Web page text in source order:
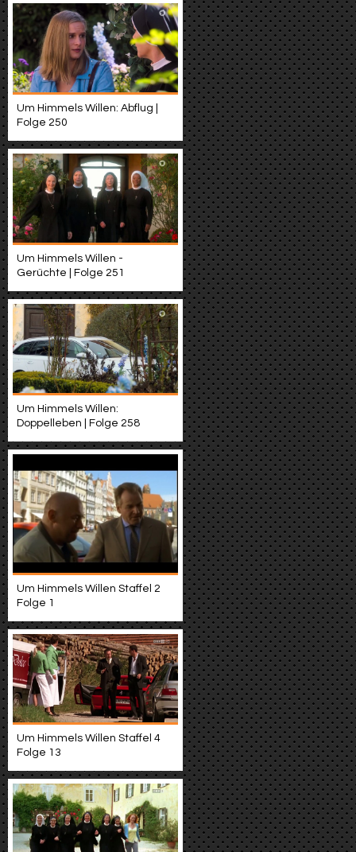
Um Himmels Willen: Abflug |
Folge 250
Um Himmels Willen -
Gerüchte | Folge 251
Um Himmels Willen:
Doppelleben | Folge 258
Um Himmels Willen Staffel 2
Folge 1
Um Himmels Willen Staffel 4
Folge 13